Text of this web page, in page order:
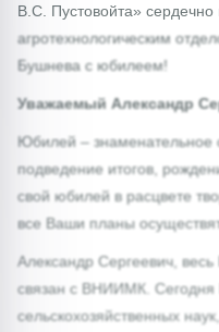
В.С. Пустовойта»
агротехнологическим
Бушнева с юбилеем!
Уважаемый Александр
Юбилей – знаменательное
подведение итогов,
свой юбилей в расцвете
все Ваши планы
Александр Сергеевич,
связан с ВНИИМК. Сегодня
сельскохозяйственных